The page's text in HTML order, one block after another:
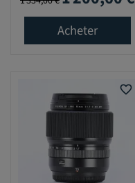
Acheter
favorite_border